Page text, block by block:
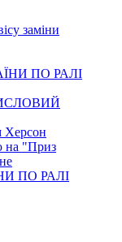
заміни
ПО РАЛІ
Херсон
на "Приз
ПО РАЛІ